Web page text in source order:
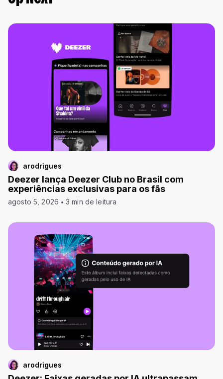
arodrigues
Deezer lança Deezer Club no Brasil com
experiências exclusivas para os fãs
agosto 5, 2026 3 min de leitura
arodrigues